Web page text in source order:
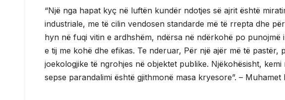
“Një nga hapat kyç në luftën kundër ndotjes së ajrit është
industriale, me të cilin vendosen standarde më të rrepta dhe
hyn në fuqi vitin e ardhshëm, ndërsa në ndërkohë po
e tij me kohë dhe efikas. Te nderuar, Për një ajër më të pastër,
joekologjike të ngrohjes në objektet publike. Njëkohësisht,
sepse parandalimi është gjithmonë masa kryesore”. –